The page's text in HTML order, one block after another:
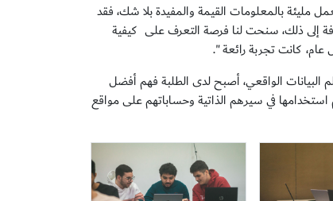
مليئة بالمعلومات القيمة والمفيدة بلا شك، فقد
إلى ذلك، سنحت لنا فرصة التعرف على كيفية
عام، كانت تجربة رائعة ".
الواقعي، أصبح لدى الطلبة فهم أفضل
في سيرهم الذاتية وحساباتهم على مواقع